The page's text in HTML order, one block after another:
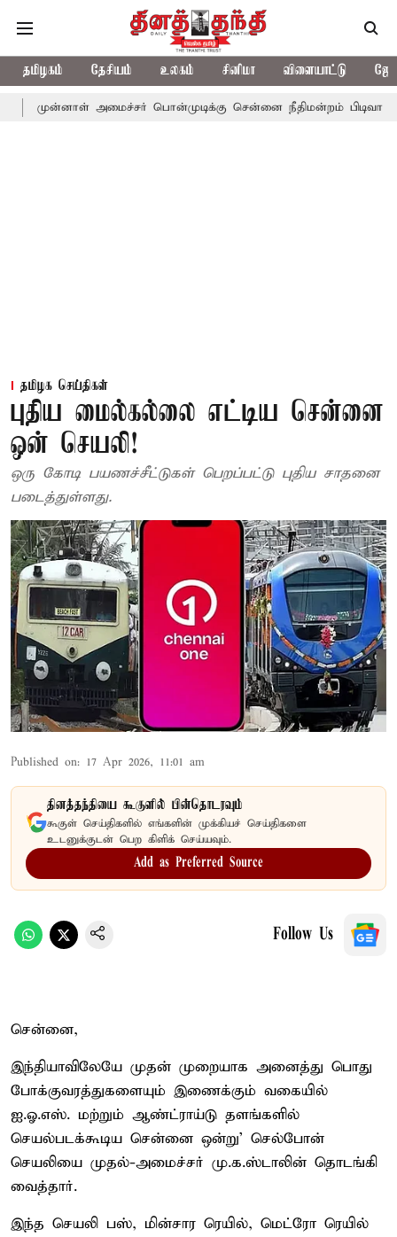
தமிழகம் தேசியம் உலகம் சினிமா விளையாட்டு
அமைச்சர் பொன்முடிக்கு சென்னை நீதிமன்றம் பிடிவாராண்ட்
தமிழக செய்திகள்
புதிய மைல்கல்லை எட்டிய சென்னை
ஒன் செயலி!
ஒரு கோடி பயணச்சீட்டுகள் பெறப்பட்டு புதிய சாதனை
படைத்துள்ளது.
Published on: 17 Apr 2026, 11:01 am
தினத்தந்தியை கூகுளில் பின்தொடரவும்
கூகுள் செய்திகளில் எங்களின் முக்கியச் செய்திகளை
உடனுக்குடன் பெற கிளிக் செய்யவும்.
Add as Preferred Source
Follow Us
சென்னை,
இந்தியாவிலேயே முதன் முறையாக அனைத்து பொது
போக்குவரத்துகளையும் இணைக்கும் வகையில்
ஐ.ஓ.எஸ். மற்றும் ஆண்ட்ராய்டு தளங்களில்
செயல்படக்கூடிய சென்னை ஒன்று' செல்போன்
செயலியை முதல்-அமைச்சர் மு.க.ஸ்டாலின் தொடங்கி
வைத்தார்.
இந்த செயலி பஸ், மின்சார ரெயில், மெட்ரோ ரெயில்